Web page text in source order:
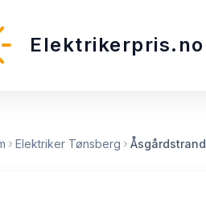
Elektrikerpris.no
Elektriker Tønsberg Åsgårdstrand